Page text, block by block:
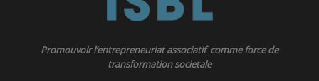
Promouvoir l’entrepreneuriat associatif comme force de
transformation societale